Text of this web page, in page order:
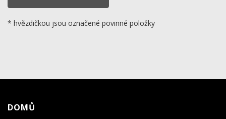
* hvězdičkou jsou označené povinné položky
DOMŮ